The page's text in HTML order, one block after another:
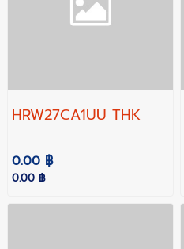
HRW27CA1UU THK
0.00 ฿
0.00 ฿